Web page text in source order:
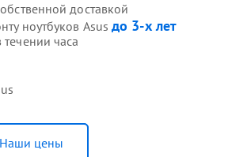
доставкой
ноутбуков Asus до 3-х лет
часа
Наши цены